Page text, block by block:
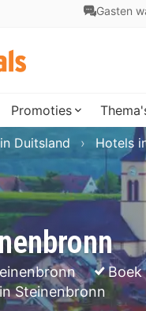
Gasten
Promoties
Boek
Steinenbronn
Duitsland Hotels